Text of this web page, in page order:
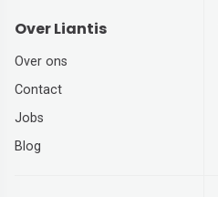
Over Liantis
Over ons
Contact
Jobs
Blog